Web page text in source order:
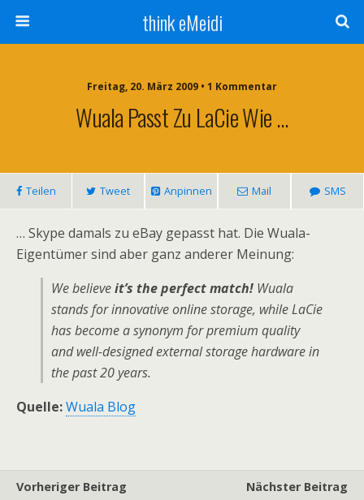
think eMeidi
Freitag, 20. März 2009 • 1 Kommentar
Wuala Passt Zu LaCie Wie …
Teilen Tweet Anpinnen Mail SMS
… Skype damals zu eBay gepasst hat. Die Wuala-
Eigentümer sind aber ganz anderer Meinung:
We believeit’s the perfect match! Wuala
stands for innovative online storage, while LaCie
has become a synonym for premium quality
and well-designed external storage hardware in
the past 20 years.
Quelle:Wuala Blog
Vorheriger Beitrag
Nächster Beitrag